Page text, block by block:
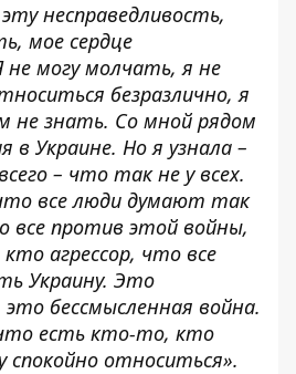
несправедливость,
мое сердце
не могу молчать, я не
безразлично, я
не знать. Со мной рядом
в Украине. Но я узнала –
– что так не у всех.
все люди думают так
все против этой войны,
агрессор, что все
Украину. Это
это бессмысленная война.
есть кто-то, кто
относиться».